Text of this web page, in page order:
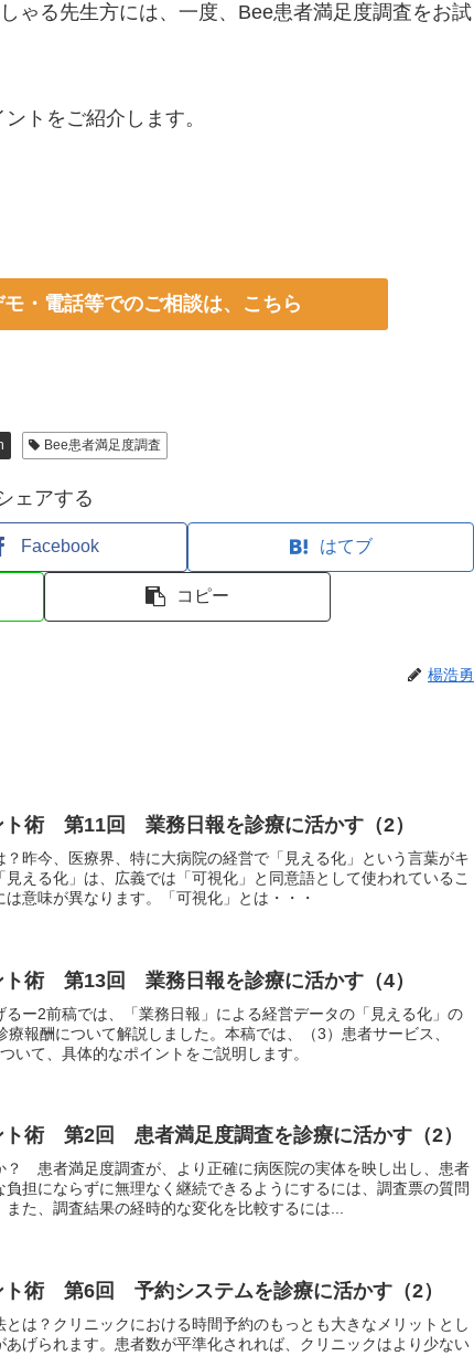
ゃる先生方には、一度、Bee患者満足度調査をお試
トをご紹介します。
・ 電話等でのご相談は、こちら
Bee患者満足度調査
ェアする
Facebook はてブ
コピー
楊浩勇
ト術 第11回 業務日報を診療に活かす（2）
？昨今、医療界、特に大病院の経営で「見える化」という言葉がキ
える化」は、広義では「可視化」と同意語として使われているこ
意味が異なります。「可視化」とは・・・
ト術 第13回 業務日報を診療に活かす（4）
るー2前稿では、「業務日報」による経営データの「見える化」の
療報酬について解説しました。本稿では、（3）患者サービス、
いて、具体的なポイントをご説明します。
ト術 第2回 患者満足度調査を診療に活かす（2）
？ 患者満足度調査が、より正確に病医院の実体を映し出し、患者
担にならずに無理なく継続できるようにするには、調査票の質問
た、調査結果の経時的な変化を比較するには...
ト術 第6回 予約システムを診療に活かす（2）
とは？クリニックにおける時間予約のもっとも大きなメリットとし
げられます。患者数が平準化されれば、クリニックはより少ない